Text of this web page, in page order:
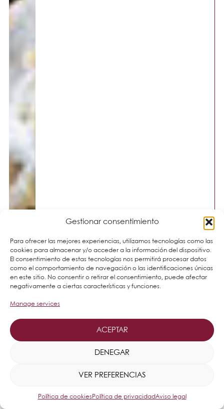
Gestionar consentimiento
Para ofrecer las mejores experiencias, utilizamos tecnologías como las
cookies para almacenar y/o acceder a la información del dispositivo.
El consentimiento de estas tecnologías nos permitirá procesar datos
como el comportamiento de navegación o las identificaciones únicas
en este sitio. No consentir o retirar el consentimiento, puede afectar
negativamente a ciertas características y funciones.
Manage services
ACEPTAR
DENEGAR
VER PREFERENCIAS
Política de cookiesPolítica de privacidadAviso legal